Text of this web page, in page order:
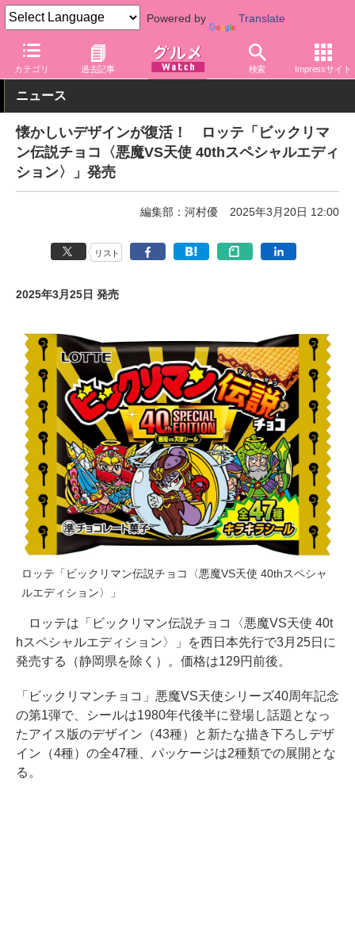
Powered by Translate
カテゴリ 過去記事 検索 Impressサイト
グルメ Watch メーカー 菓子 ロッテ
ニュース
懐かしいデザインが復活！ ロッテ「ビックリマ
ン伝説チョコ〈悪魔VS天使 40thスペシャルエディ
ション〉」発売
編集部：河村優 2025年3月20日 12:00
リスト
2025年3月25日 発売
ロッテ「ビックリマン伝説チョコ〈悪魔VS天使 40thスペシャ
ルエディション〉」
ロッテは「ビックリマン伝説チョコ〈悪魔VS天使 40t
hスペシャルエディション〉」を西日本先行で3月25日に
発売する（静岡県を除く）。価格は129円前後。
「ビックリマンチョコ」悪魔VS天使シリーズ40周年記念
の第1弾で、シールは1980年代後半に登場し話題となっ
たアイス版のデザイン（43種）と新たな描き下ろしデザ
イン（4種）の全47種、パッケージは2種類での展開とな
る。